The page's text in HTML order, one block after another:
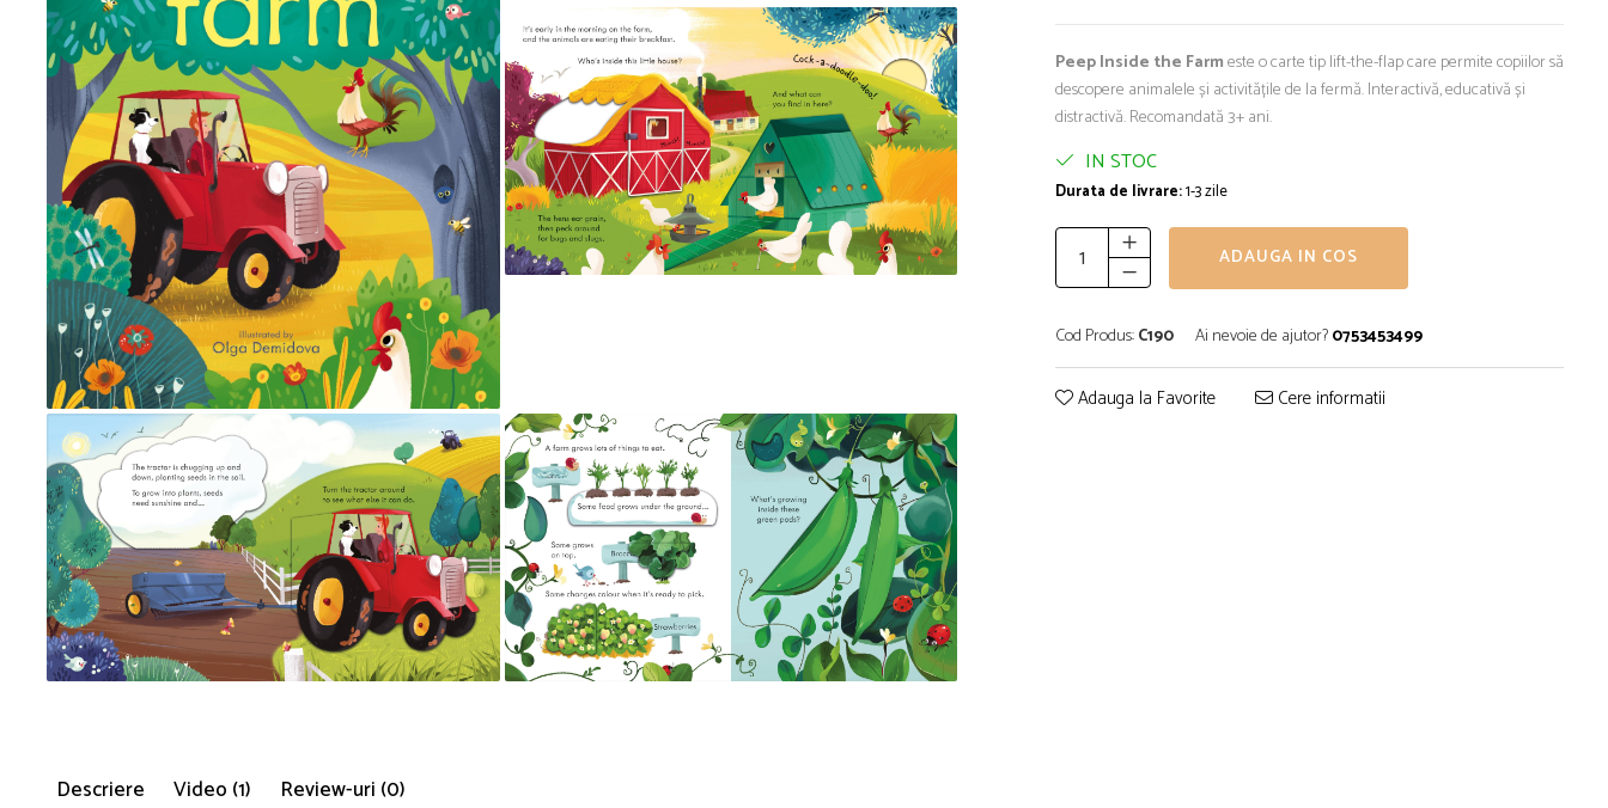
Puzzle
Seturi carti Usborne
Peep Inside the Farmeste o carte tip lift-the-flap care permite copiilor să
descopere animalele și activitățile de la fermă. Interactivă, educativă și
distractivă. Recomandată 3+ ani.
IN STOC
Durata de livrare:1-3 zile
ADAUGA IN COS
Cod Produs:C190 Ai nevoie de ajutor?0753453499
Adauga la Favorite Cere informatii
Descriere Video (1) Review-uri (0)